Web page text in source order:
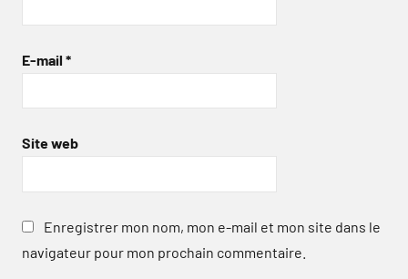
E-mail *
Site web
Enregistrer mon nom, mon e-mail et mon site dans le
navigateur pour mon prochain commentaire.